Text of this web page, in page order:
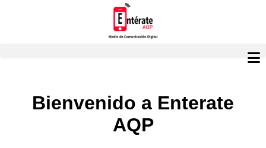
Bienvenido a Enterate
AQP